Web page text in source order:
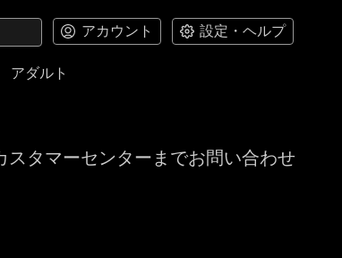
アカウント 設定・ヘルプ
アダルト
タマーセンターまでお問い合わせ